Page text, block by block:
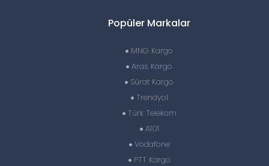
Popüler Markalar
MNG Kargo
Aras Kargo
Sürat Kargo
Trendyol
Türk Telekom
A101
Vodafone
PTT Kargo